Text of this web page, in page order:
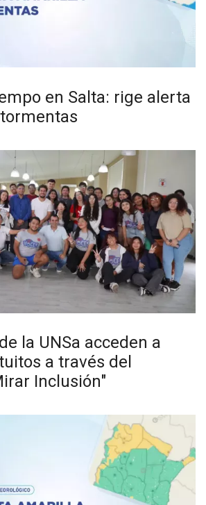
en Salta: rige alerta
la UNSa acceden a
a través del
Inclusión"